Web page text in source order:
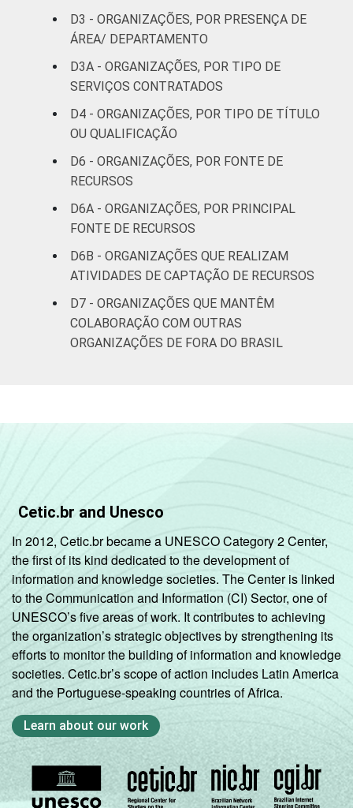
Saúde e
social
Outros 19
Estudos para o Desenvolvimento da
Sociedade da Informação (Cetic.br),
Pesquisa sobre o uso das Tecnologias de
Informação e Comunicação nas organizações
Organizações Sem Fins Lucrativos 2016
D3 - ORGANIZAÇÕES, POR PRESENÇA DE
ÁREA/ DEPARTAMENTO
D3A - ORGANIZAÇÕES, POR TIPO DE
SERVIÇOS CONTRATADOS
D4 - ORGANIZAÇÕES, POR TIPO DE TÍTULO
OU QUALIFICAÇÃO
D6 - ORGANIZAÇÕES, POR FONTE DE
RECURSOS
D6A - ORGANIZAÇÕES, POR PRINCIPAL
FONTE DE RECURSOS
D6B - ORGANIZAÇÕES QUE REALIZAM
ATIVIDADES DE CAPTAÇÃO DE RECURSOS
D7 - ORGANIZAÇÕES QUE MANTÊM
COLABORAÇÃO COM OUTRAS
ORGANIZAÇÕES DE FORA DO BRASIL
Cetic.br and Unesco
In 2012, Cetic.br became a UNESCO Category 2 Center,
the first of its kind dedicated to the development of
information and knowledge societies. The Center is linked
to the Communication and Information (CI) Sector, one of
UNESCO’s five areas of work. It contributes to achieving
the organization’s strategic objectives by strengthening its
efforts to monitor the building of information and knowledge
societies. Cetic.br’s scope of action includes Latin America
and the Portuguese-speaking countries of Africa.
Learn about our work